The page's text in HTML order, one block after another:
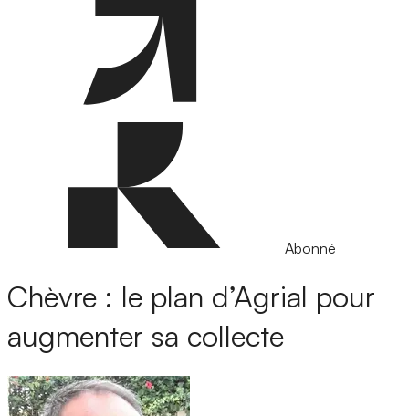
Abonné
Chèvre : le plan d’Agrial pour
augmenter sa collecte